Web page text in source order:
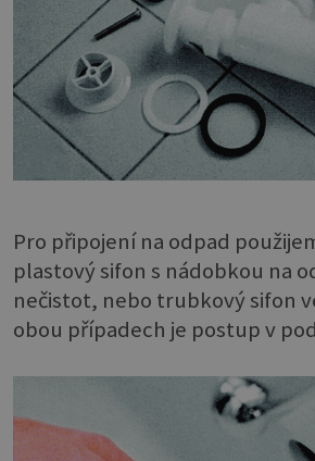
Pro připojení na odpad
plastový sifon s nádobkou na
nečistot, nebo trubkový sifon
obou případech je postup v